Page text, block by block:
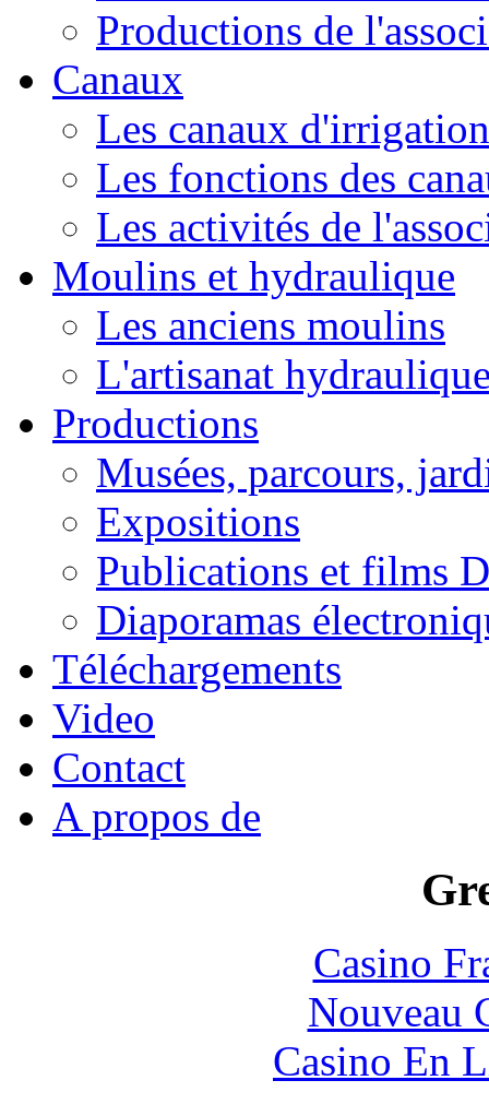
Productions de
Canaux
Les canaux
Les fonctions des
Les activités de
Moulins et hydraulique
Les anciens moulins
L'artisanat
Productions
Musées, parcours,
Expositions
Publications et films
Diaporamas
Téléchargements
Video
Contact
A propos de
Casino
Nouveau
Casino En